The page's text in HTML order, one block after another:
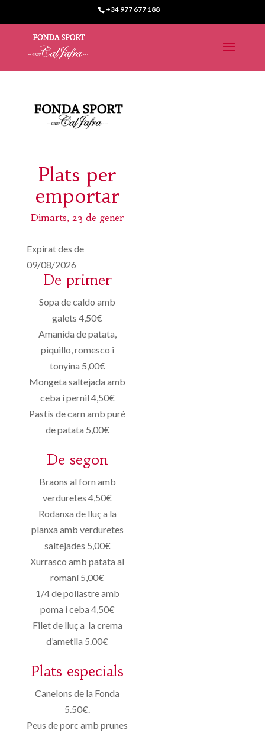
+34 977 677 188
Plats per
emportar
Dimarts, 23 de gener
Expirat des de
09/08/2026
De primer
Sopa de caldo amb
galets 4,50€
Amanida de patata,
piquillo, romesco i
tonyina 5,00€
Mongeta saltejada amb
ceba i pernil 4,50€
Pastís de carn amb puré
de patata 5,00€
De segon
Braons al forn amb
verduretes 4,50€
Rodanxa de lluç a la
planxa amb verduretes
saltejades 5,00€
Xurrasco amb patata al
romaní 5,00€
1/4 de pollastre amb
poma i ceba 4,50€
Filet de lluç a la crema
d’ametlla 5.00€
Plats especials
Canelons de la Fonda
5.50€.
Peus de porc amb prunes